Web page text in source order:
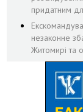
придатним
незаконне
Житомирі та